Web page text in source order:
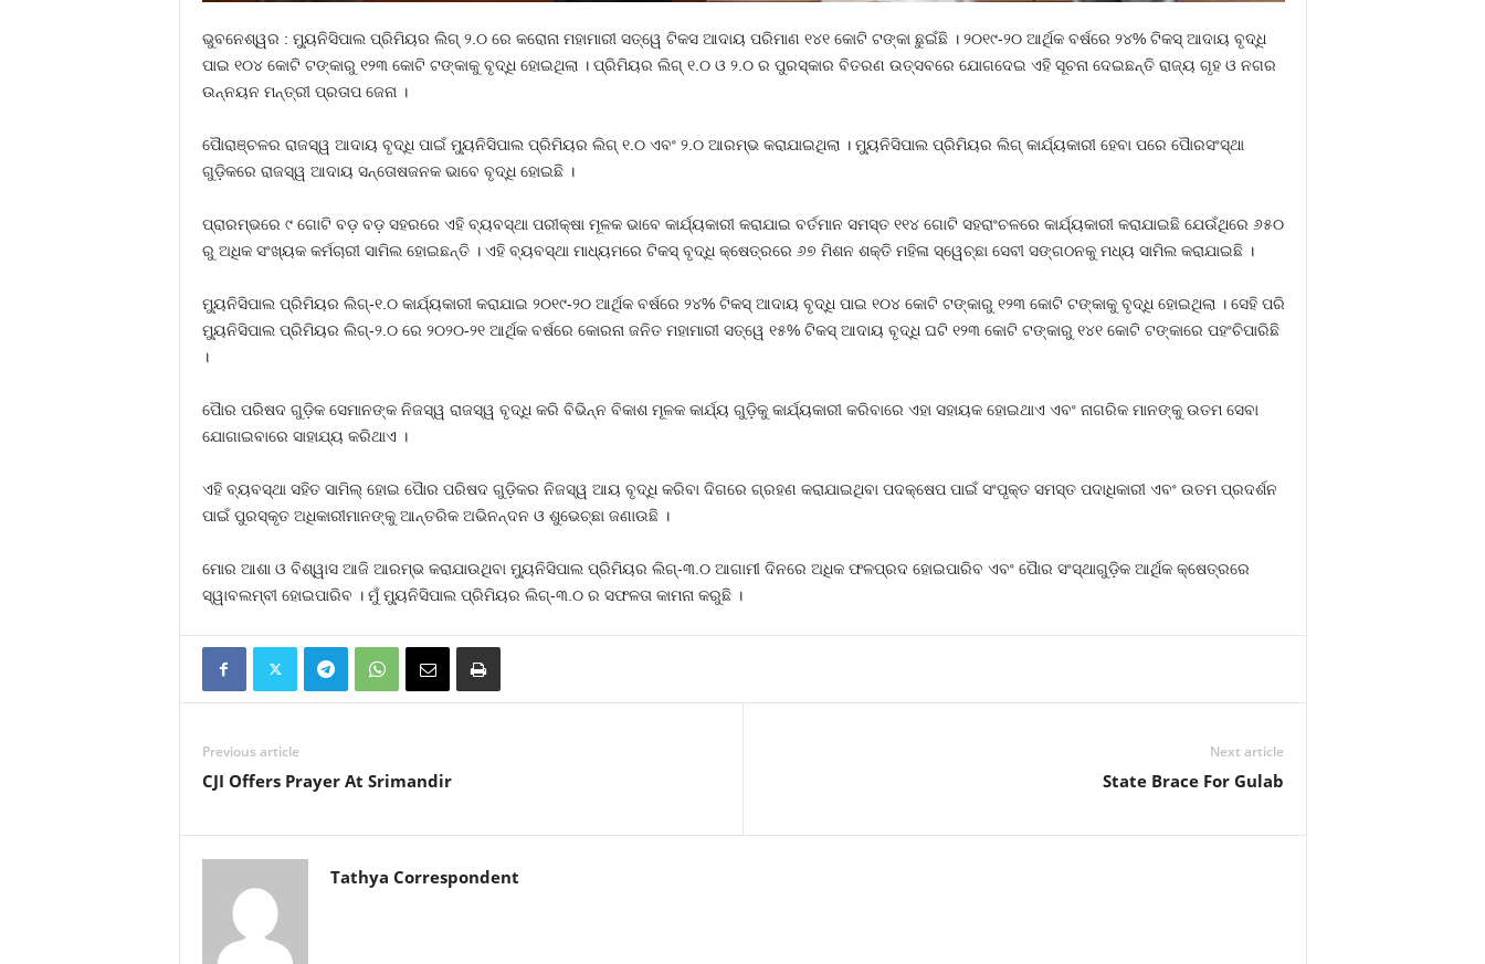
ଭୁବନେଶ୍ୱର : ମ୍ୟୁନିସିପାଲ ପ୍ରିମିୟର ଲିଗ୍‍ ୨.୦ ରେ କରୋନା ମହାମାରୀ ସତ୍ୱେ ଟିକସ ଆଦାୟ ପରିମାଣ ୧୪୧ କୋଟି ଟଙ୍କା ଛୁଇଁଛି । ୨୦୧୯-୨୦ ଆର୍ଥିକ ବର୍ଷରେ ୨୪% ଟିକସ୍ ଆଦାୟ ବୃଦ୍ଧି
ପାଇ ୧୦୪ କୋଟି ଟଙ୍କାରୁ ୧୨୩ କୋଟି ଟଙ୍କାକୁ ବୃଦ୍ଧି ହୋଇଥିଲା । ପ୍ରିମିୟର ଲିଗ୍‍ ୧.୦ ଓ ୨.୦ ର ପୁରସ୍କାର ବିତରଣ ଉତ୍ସବରେ ଯୋଗଦେଇ ଏହି ସୂଚନା ଦେଇଛନ୍ତି ରାଜ୍ୟ ଗୃହ ଓ ନଗର
ଉନ୍ନୟନ ମନ୍ତ୍ରୀ ପ୍ରତାପ ଜେନା ।
ପୈାରାଞ୍ଚଳର ରାଜସ୍ୱ ଆଦାୟ ବୃଦ୍ଧି ପାଇଁ ମ୍ୟୁନିସିପାଲ ପ୍ରିମିୟର ଲିଗ୍ ୧.୦ ଏବଂ ୨.୦ ଆରମ୍ଭ କରାଯାଇଥିଲା । ମ୍ୟୁନିସିପାଲ ପ୍ରିମିୟର ଲିଗ୍ କାର୍ଯ୍ୟକାରୀ ହେବା ପରେ ପୈାରସଂସ୍ଥା
ଗୁଡ଼ିକରେ ରାଜସ୍ୱ ଆଦାୟ ସନ୍ତୋଷଜନକ ଭାବେ ବୃଦ୍ଧି ହୋଇଛି ।
ପ୍ରାରମ୍ଭରେ ୯ ଗୋଟି ବଡ଼ ବଡ଼ ସହରରେ ଏହି ବ୍ୟବସ୍ଥା ପରୀକ୍ଷା ମୂଳକ ଭାବେ କାର୍ଯ୍ୟକାରୀ କରାଯାଇ ବର୍ତମାନ ସମସ୍ତ ୧୧୪ ଗୋଟି ସହରାଂଚଳରେ କାର୍ଯ୍ୟକାରୀ କରାଯାଇଛି ଯେଉଁଥିରେ ୬୫୦
ରୁ ଅଧିକ ସଂଖ୍ୟକ କର୍ମଚାରୀ ସାମିଲ ହୋଇଛନ୍ତି । ଏହି ବ୍ୟବସ୍ଥା ମାଧ୍ୟମରେ ଟିକସ୍ ବୃଦ୍ଧି କ୍ଷେତ୍ରରେ ୬୭ ମିଶନ ଶକ୍ତି ମହିଳା ସ୍ୱେଚ୍ଛା ସେବୀ ସଙ୍ଗଠନକୁ ମଧ୍ୟ ସାମିଲ କରାଯାଇଛି ।
ମ୍ୟୁନିସିପାଲ ପ୍ରିମିୟର ଲିଗ୍‌-୧.୦ କାର୍ଯ୍ୟକାରୀ କରାଯାଇ ୨୦୧୯-୨୦ ଆର୍ଥିକ ବର୍ଷରେ ୨୪% ଟିକସ୍ ଆଦାୟ ବୃଦ୍ଧି ପାଇ ୧୦୪ କୋଟି ଟଙ୍କାରୁ ୧୨୩ କୋଟି ଟଙ୍କାକୁ ବୃଦ୍ଧି ହୋଇଥିଲା । ସେହି ପରି
ମ୍ୟୁନିସିପାଲ ପ୍ରିମିୟର ଲିଗ୍‌-୨.୦ ରେ ୨୦୨୦-୨୧ ଆର୍ଥିକ ବର୍ଷରେ କୋରନା ଜନିତ ମହାମାରୀ ସତ୍ୱେ ୧୫% ଟିକସ୍ ଆଦାୟ ବୃଦ୍ଧି ଘଟି ୧୨୩ କୋଟି ଟଙ୍କାରୁ ୧୪୧ କୋଟି ଟଙ୍କାରେ ପହଂଚିପାରିଛି
।
ପୈାର ପରିଷଦ ଗୁଡ଼ିକ ସେମାନଙ୍କ ନିଜସ୍ୱ ରାଜସ୍ୱ ବୃଦ୍ଧି କରି ବିଭିନ୍ନ ବିକାଶ ମୂଳକ କାର୍ଯ୍ୟ ଗୁଡ଼ିକୁ କାର୍ଯ୍ୟକାରୀ କରିବାରେ ଏହା ସହାୟକ ହୋଇଥାଏ ଏବଂ ନାଗରିକ ମାନଙ୍କୁ ଉତମ ସେବା
ଯୋଗାଇବାରେ ସାହାଯ୍ୟ କରିଥାଏ ।
ଏହି ବ୍ୟବସ୍ଥା ସହିତ ସାମିଲ୍ ହୋଇ ପୈାର ପରିଷଦ ଗୁଡ଼ିକର ନିଜସ୍ୱ ଆୟ ବୃଦ୍ଧି କରିବା ଦିଗରେ ଗ୍ରହଣ କରାଯାଇଥିବା ପଦକ୍ଷେପ ପାଇଁ ସଂପୃକ୍ତ ସମସ୍ତ ପଦାଧିକାରୀ ଏବଂ ଉତମ ପ୍ରଦର୍ଶନ
ପାଇଁ ପୁରସ୍କୃତ ଅଧିକାରୀମାନଙ୍କୁ ଆନ୍ତରିକ ଅଭିନନ୍ଦନ ଓ ଶୁଭେଚ୍ଛା ଜଣାଉଛି ।
ମୋର ଆଶା ଓ ବିଶ୍ୱାସ ଆଜି ଆରମ୍ଭ କରାଯାଉଥିବା ମ୍ୟୁନିସିପାଲ ପ୍ରିମିୟର ଲିଗ୍‌-୩.୦ ଆଗାମୀ ଦିନରେ ଅଧିକ ଫଳପ୍ରଦ ହୋଇପାରିବ ଏବଂ ପୈାର ସଂସ୍ଥାଗୁଡ଼ିକ ଆର୍ଥିକ କ୍ଷେତ୍ରରେ
ସ୍ୱାବଲମ୍ବୀ ହୋଇପାରିବ । ମୁଁ ମ୍ୟୁନିସିପାଲ ପ୍ରିମିୟର ଲିଗ୍‌-୩.୦ ର ସଫଳତା କାମନା କରୁଛି ।
Previous article
CJI Offers Prayer At Srimandir
Next article
State Brace For Gulab
Tathya Correspondent